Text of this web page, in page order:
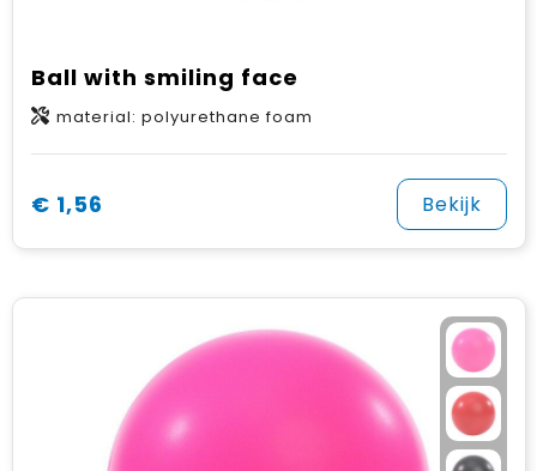
Ball with smiling face
material: polyurethane foam
€ 1,56 Bekijk